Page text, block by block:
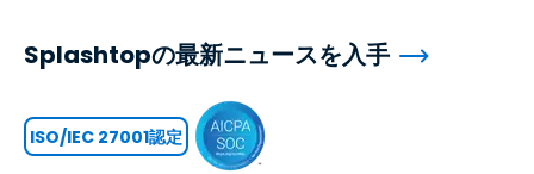
Splashtopの最新ニュースを入手
ISO/IEC 27001認定